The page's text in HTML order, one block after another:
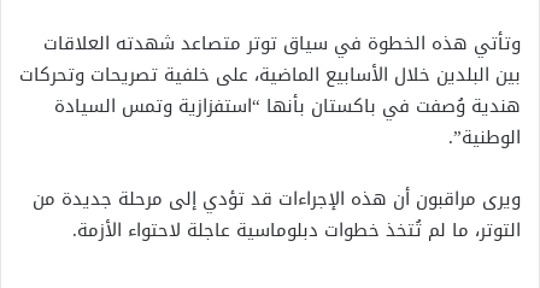
وتأتي هذه الخطوة في سياق توتر متصاعد شهدته العلاقات
بين البلدين خلال الأسابيع الماضية، على خلفية تصريحات وتحركات
هندية وُصفت في باكستان بأنها “استفزازية وتمس السيادة
الوطنية”.
ويرى مراقبون أن هذه الإجراءات قد تؤدي إلى مرحلة جديدة من
التوتر، ما لم تُتخذ خطوات دبلوماسية عاجلة لاحتواء الأزمة.